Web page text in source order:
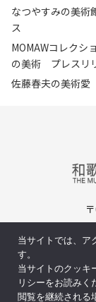
なつやすみの美
ス
MOMAWコレク
の美術 プレスリ
佐藤春夫の美術
開館時
当サイトでは、ア
す。
当サイトのクッキ
リシーをお読みく
閲覧を継続される